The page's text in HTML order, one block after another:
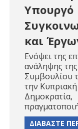
Υπουργό
και
Ενόψει της
ανάληψης
Συμβουλίου
την Κυπριακή
Δημοκρατία,
ΔΙΑΒΑΣΤΕ